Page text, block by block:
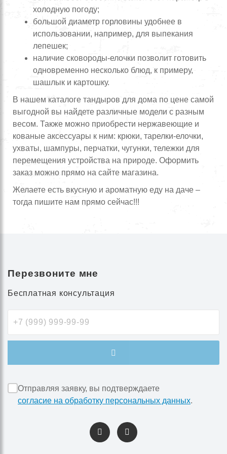
холодную погоду;
большой диаметр горловины удобнее в
использовании, например, для выпекания
лепешек;
наличие сковороды-елочки позволит готовить
одновременно несколько блюд, к примеру,
шашлык и картошку.
В нашем каталоге тандыров для дома по цене самой
выгодной вы найдете различные модели с разным
весом. Также можно приобрести нержавеющие и
кованые аксессуары к ним: крюки, тарелки-елочки,
ухваты, шампуры, перчатки, чугунки, тележки для
перемещения устройства на природе. Оформить
заказ можно прямо на сайте магазина.
Желаете есть вкусную и ароматную еду на даче –
тогда пишите нам прямо сейчас!!!
Перезвоните мне
Бесплатная консультация
Отправляя заявку, вы подтверждаете
согласие на обработку персональных данных.